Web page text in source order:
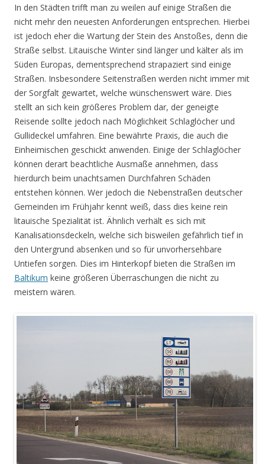
In den Städten trifft man zu weilen auf einige Straßen die
nicht mehr den neuesten Anforderungen entsprechen. Hierbei
ist jedoch eher die Wartung der Stein des Anstoßes, denn die
Straße selbst. Litauische Winter sind länger und kälter als im
Süden Europas, dementsprechend strapaziert sind einige
Straßen. Insbesondere Seitenstraßen werden nicht immer mit
der Sorgfalt gewartet, welche wünschenswert wäre. Dies
stellt an sich kein größeres Problem dar, der geneigte
Reisende sollte jedoch nach Möglichkeit Schlaglöcher und
Gullideckel umfahren. Eine bewährte Praxis, die auch die
Einheimischen geschickt anwenden. Einige der Schlaglöcher
können derart beachtliche Ausmaße annehmen, dass
hierdurch beim unachtsamen Durchfahren Schäden
entstehen können. Wer jedoch die Nebenstraßen deutscher
Gemeinden im Frühjahr kennt weiß, dass dies keine rein
litauische Spezialität ist. Ähnlich verhält es sich mit
Kanalisationsdeckeln, welche sich bisweilen gefährlich tief in
den Untergrund absenken und so für unvorhersehbare
Untiefen sorgen. Dies im Hinterkopf bieten die Straßen im
Baltikum keine größeren Überraschungen die nicht zu
meistern wären.